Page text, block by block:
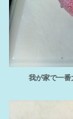
我が家で一